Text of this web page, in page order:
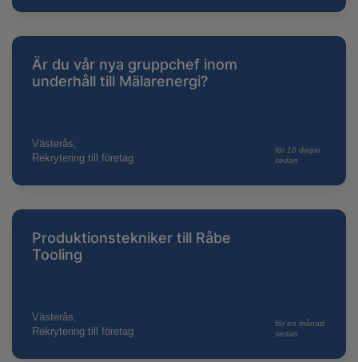
Är du vår nya gruppchef inom
underhåll till Mälarenergi?
Västerås,
Rekrytering till företag
för 16 dagar
sedan
Produktionstekniker till Råbe
Tooling
Västerås,
Rekrytering till företag
för en månad
sedan